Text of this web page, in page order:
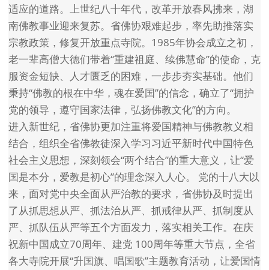
适应的道路。上世纪八十年代，改革开放春风拂来，湖
南佛教事业迎来复苏。省佛协艰难起步，率先助推落实
宗教政策，修复开放重点寺院。1985年协会成立之初，
老一辈高僧大德们带着“重建祖庭、续佛慧命”的使命，克
服资金短缺、人才匮乏的困难，一步步夯实基础。他们
秉持“佛教的根在中华，魂在爱国”的信念，确立了“拥护
党的领导，遵守国家法律，弘扬佛教文化”的方向。
进入新世纪，省佛协更加注重将爱国精神与佛教教义相
结合，组织全省佛教徒深入学习习近平新时代中国特色
社会主义思想，深刻领会“两个结合”的重大意义，让“爱
国是本分，爱教是初心”的理念深入人心。 党的十八大以
来，面对党中央全面从严治教的要求，省佛协及时提出
了从抓思想从严、抓法治从严、抓戒律从严、抓制度从
严、抓队伍从严等五个方面发力，落实相关工作。在庆
祝新中国成立70周年、建党 100周年等重大节点，全省
各大寺院开展“升国旗、唱国歌”主题教育活动，让爱国情